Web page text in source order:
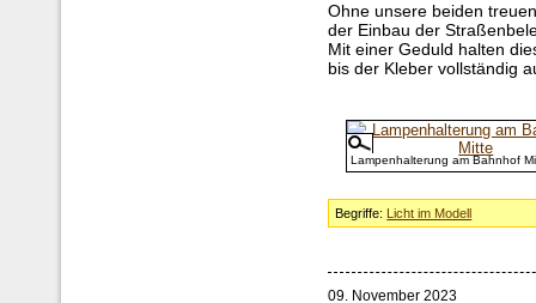
Ohne unsere beiden
der Einbau der
Mit einer Geduld halten
bis der Kleber vollständig
Lampenhalterung am Bahnhof
Begriffe: Licht im Modell
09. November 2023